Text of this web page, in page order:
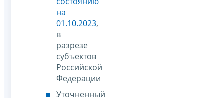
на
01.10.2023,
в
разрезе
субъектов
Российской
Федерации
Уточненный